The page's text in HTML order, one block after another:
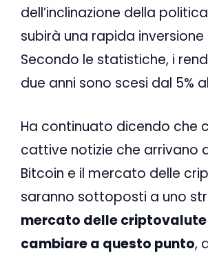
dell’inclinazione della politica
subirà una rapida
Secondo le statistiche, i
due anni sono scesi dal 5%
Ha continuato dicendo che
cattive notizie che arrivano
Bitcoin e il mercato delle
saranno sottoposti a uno
mercato delle
cambiare a questo punto,